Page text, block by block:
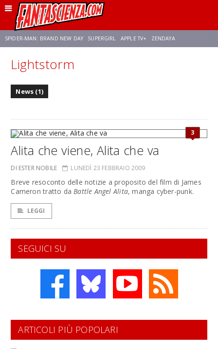
SPIDER-MAN: BRAND NEW DAY SUPERGIRL APPLE TV+ ZENDAYA
FRANCO RICCIARDIELLO AVENGERS: DOOMSDAY
Lightstorm
News (1)
3
Alita che viene, Alita che va
DI ESTER NOBILE LUNEDÌ 23 FEBBRAIO 2009
Breve resoconto delle notizie a proposito del film di James
Cameron tratto daBattle Angel Alita, manga cyber-punk.
LEGGI
SEGUICI SU
ARTICOLI PIÙ POPOLARI